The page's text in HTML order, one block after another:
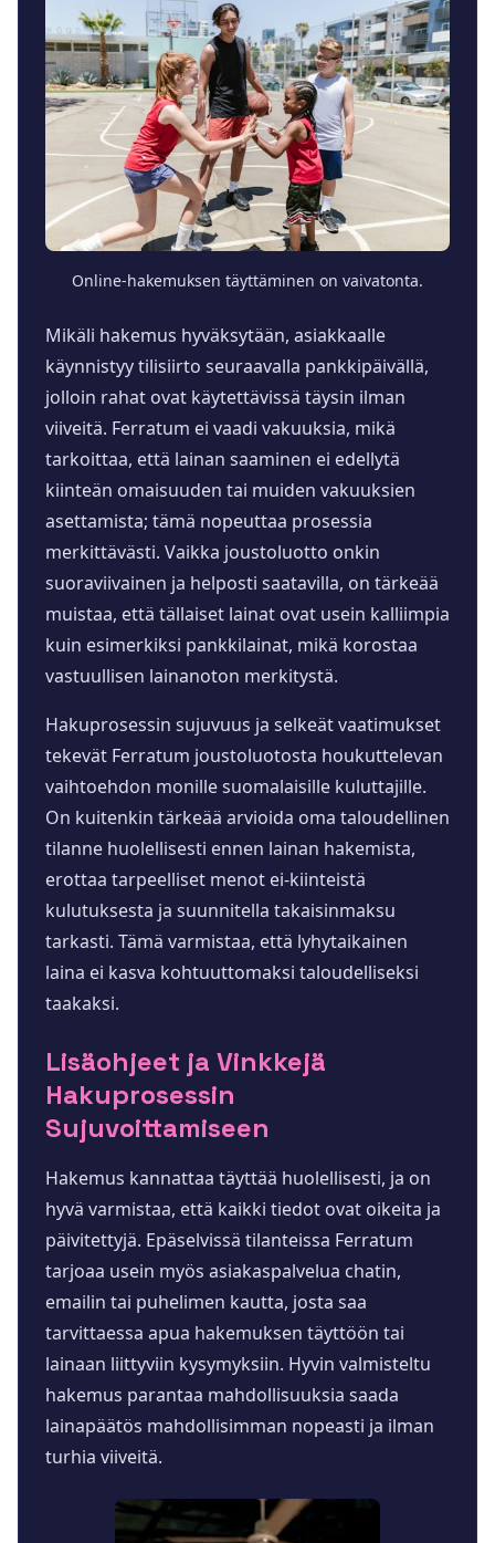
Online-hakemuksen täyttäminen on vaivatonta.
Mikäli hakemus hyväksytään, asiakkaalle
käynnistyy tilisiirto seuraavalla pankkipäivällä,
jolloin rahat ovat käytettävissä täysin ilman
viiveitä. Ferratum ei vaadi vakuuksia, mikä
tarkoittaa, että lainan saaminen ei edellytä
kiinteän omaisuuden tai muiden vakuuksien
asettamista; tämä nopeuttaa prosessia
merkittävästi. Vaikka joustoluotto onkin
suoraviivainen ja helposti saatavilla, on tärkeää
muistaa, että tällaiset lainat ovat usein kalliimpia
kuin esimerkiksi pankkilainat, mikä korostaa
vastuullisen lainanoton merkitystä.
Hakuprosessin sujuvuus ja selkeät vaatimukset
tekevät Ferratum joustoluotosta houkuttelevan
vaihtoehdon monille suomalaisille kuluttajille.
On kuitenkin tärkeää arvioida oma taloudellinen
tilanne huolellisesti ennen lainan hakemista,
erottaa tarpeelliset menot ei-kiinteistä
kulutuksesta ja suunnitella takaisinmaksu
tarkasti. Tämä varmistaa, että lyhytaikainen
laina ei kasva kohtuuttomaksi taloudelliseksi
taakaksi.
Lisäohjeet ja Vinkkejä
Hakuprosessin
Sujuvoittamiseen
Hakemus kannattaa täyttää huolellisesti, ja on
hyvä varmistaa, että kaikki tiedot ovat oikeita ja
päivitettyjä. Epäselvissä tilanteissa Ferratum
tarjoaa usein myös asiakaspalvelua chatin,
emailin tai puhelimen kautta, josta saa
tarvittaessa apua hakemuksen täyttöön tai
lainaan liittyviin kysymyksiin. Hyvin valmisteltu
hakemus parantaa mahdollisuuksia saada
lainapäätös mahdollisimman nopeasti ja ilman
turhia viiveitä.